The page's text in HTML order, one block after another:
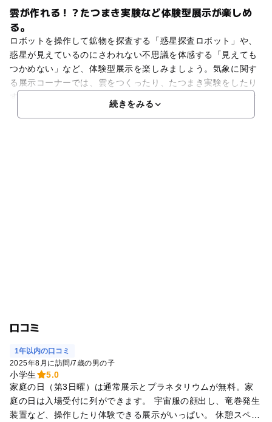
雲が作れる！？たつまき実験など体験型展示が楽しめ
る。
ロボットを操作して鉱物を探査する「惑星探査ロボット」や、
惑星が見えているのにさわれない不思議を体感する「見えても
つかめない」など、体験型展示を楽しみましょう。気象に関す
る展示コーナーでは、雲をつくったり、たつまき実験をしたり
することができます。ほかに、土日祝日や夏休み期間などのお
続きをみる
口コミ
1年以内の口コミ
2025年8月に訪問/7歳の男の子
小学生
5.0
家庭の日（第3日曜）は通常展示とプラネタリウムが無料。家
庭の日は入場受付に列ができます。 宇宙服の顔出し、竜巻発生
装置など、操作したり体験できる展示がいっぱい。 休憩スペー